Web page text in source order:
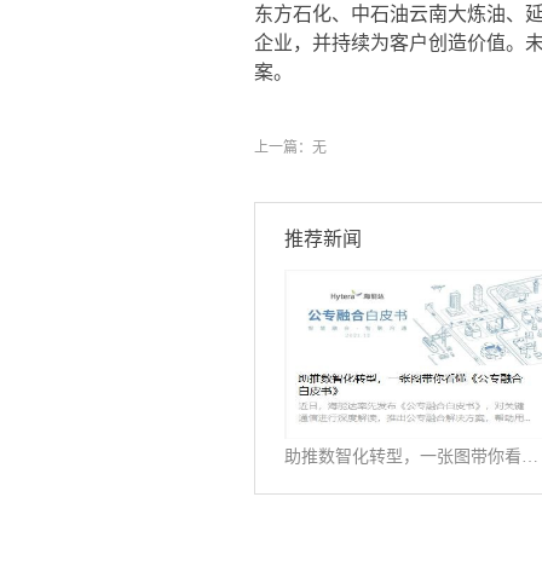
东方石化、中石油云南大炼油、
企业，并持续为客户创造价值。
案。
上一篇：无
推荐新闻